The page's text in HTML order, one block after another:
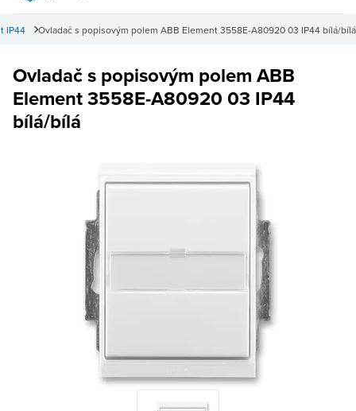
Ovladač s popisovým polem ABB Element 3558E-A80920 03 IP44 bílá/bílá
IP44
Ovladač s popisovým polem ABB
Element 3558E-A80920 03 IP44
bílá/bílá